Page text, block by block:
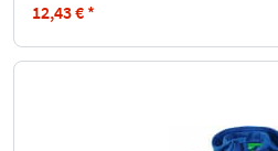
12,43€ *